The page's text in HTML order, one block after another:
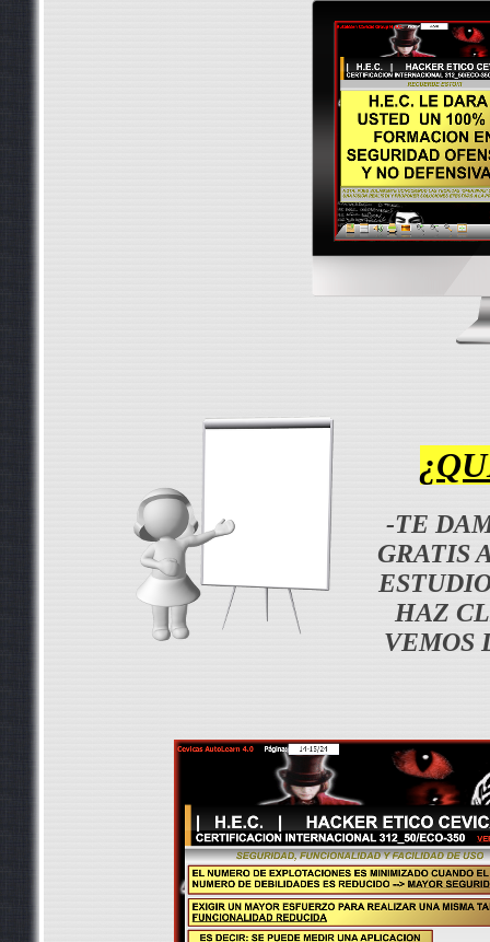
-TE
GRATIS
HAZ
VEMOS